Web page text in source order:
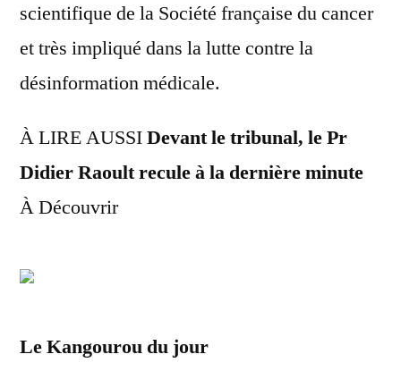
scientifique de la Société française du cancer
et très impliqué dans la lutte contre la
désinformation médicale.
À LIRE AUSSIDevant le tribunal, le Pr
Didier Raoult recule à la dernière minute
À Découvrir
Le Kangourou du jour